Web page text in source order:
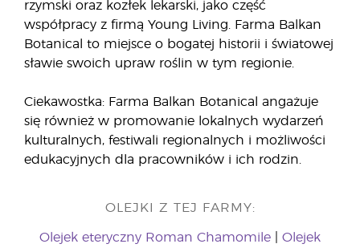
rzymski oraz kozłek lekarski, jako część
współpracy z firmą Young Living. Farma Balkan
Botanical to miejsce o bogatej historii i światowej
sławie swoich upraw roślin w tym regionie.
Ciekawostka: Farma Balkan Botanical angażuje
się również w promowanie lokalnych wydarzeń
kulturalnych, festiwali regionalnych i możliwości
edukacyjnych dla pracowników i ich rodzin.
OLEJKI Z TEJ FARMY:
Olejek eteryczny Roman Chamomile Olejek